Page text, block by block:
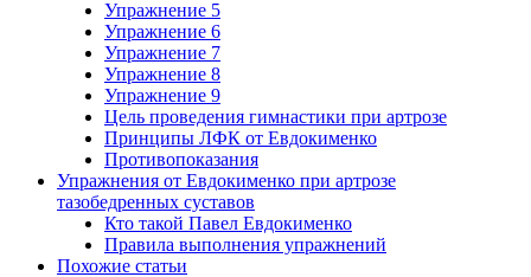
Упражнение 5
Упражнение 6
Упражнение 7
Упражнение 8
Упражнение 9
Цель проведения гимнастики при артрозе
Принципы ЛФК от Евдокименко
Противопоказания
Упражнения от Евдокименко при артрозе
тазобедренных суставов
Кто такой Павел Евдокименко
Правила выполнения упражнений
Похожие статьи